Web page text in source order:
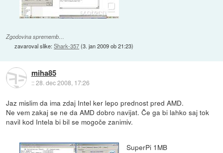
Zgodovina sprememb…
zavaroval slike:Shark-357(3. jan 2009 ob 21:23)
miha85
::28. dec 2008, 17:26
Jaz mislim da ima zdaj Intel ker lepo prednost pred AMD.
Ne vem zakaj se ne da AMD dobro navijat. Če ga bi lahko saj tok
navil kod Intela bi bil se mogoče zanimiv.
SuperPi 1MB